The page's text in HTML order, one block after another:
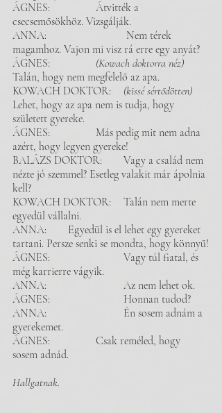
ÁGNES: 		Átvitték a
csecsemősökhöz. Vizsgálják.
ANNA:			 Nem térek
magamhoz. Vajon mi visz rá erre egy anyát?
Talán, hogy nem megfelelő az apa.
(kissé sértődötten)
Lehet, hogy az apa nem is tudja, hogy
született gyereke.
ÁGNES: 		Más pedig mit nem adna
azért, hogy legyen gyereke!
BALÁZS DOKTOR: 	Vagy a család nem
nézte jó szemmel? Esetleg valakit már ápolnia
kell?
KOWACH DOKTOR: 	Talán nem merte
egyedül vállalni.
ANNA:	Egyedül is el lehet egy gyereket
tartani. Persze senki se mondta, hogy könnyű!
ÁGNES:		 	Vagy túl fiatal, és
még karrierre vágyik.
ANNA: 			Az nem lehet ok.
ÁGNES:		 	Honnan tudod?
ANNA: 			Én sosem adnám a
gyerekemet.
ÁGNES: 		Csak reméled, hogy
sosem adnád.
Hallgatnak.